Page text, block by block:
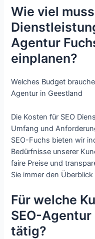
Wie viel
Agentur
einplanen?
Welches Budget
Agentur in Geestland
Die Kosten für SEO
Umfang und
SEO-Fuchs bieten wir
Bedürfnisse unserer
faire Preise und
Sie immer den
Für welche
SEO-
tätig?